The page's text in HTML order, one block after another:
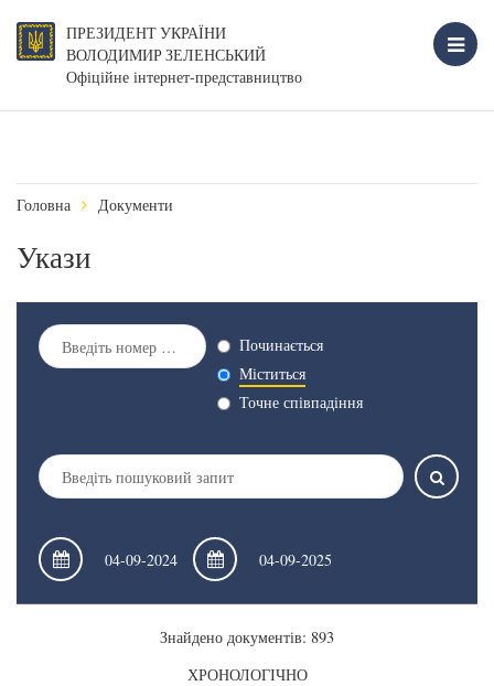
ПРЕЗИДЕНТ УКРАЇНИ
ВОЛОДИМИР ЗЕЛЕНСЬКИЙ
Офіційне інтернет-представництво
Головна Документи
Укази
Починається
Міститься
Точне співпадіння
Знайдено документів: 893
ХРОНОЛОГІЧНО